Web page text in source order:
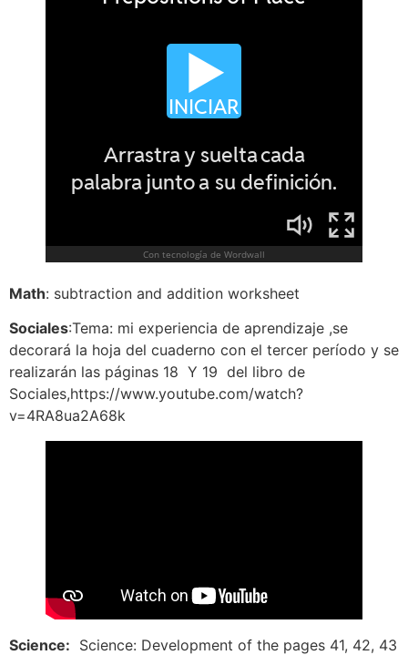
Math: subtraction and addition worksheet
Sociales:Tema: mi experiencia de aprendizaje ,se
decorará la hoja del cuaderno con el tercer período y se
realizarán las páginas 18 Y 19 del libro de
Sociales,https://www.youtube.com/watch?
v=4RA8ua2A68k
Science: Science: Development of the pages 41, 42, 43